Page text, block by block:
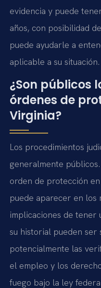
evidencia y puede
años, con posibilidad
puede ayudarle a
aplicable a su situación.
¿Son públicos
órdenes de
Virginia?
Los procedimientos
generalmente
orden de protección
puede aparecer en los
implicaciones de tener
su historial pueden ser
potencialmente las
el empleo y los
fuego bajo la ley